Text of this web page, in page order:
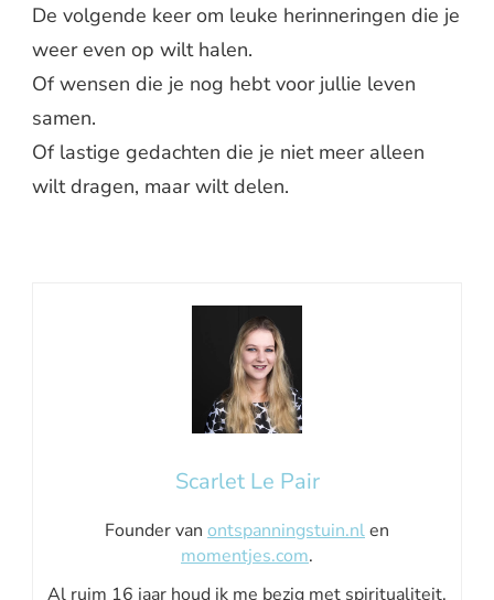
De volgende keer om leuke herinneringen die je
weer even op wilt halen.
Of wensen die je nog hebt voor jullie leven
samen.
Of lastige gedachten die je niet meer alleen
wilt dragen, maar wilt delen.
Scarlet Le Pair
Founder van ontspanningstuin.nlen
momentjes.com.
Al ruim 16 jaar houd ik me bezig met spiritualiteit,